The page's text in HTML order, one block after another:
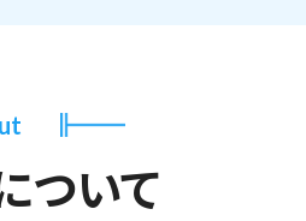
ついて